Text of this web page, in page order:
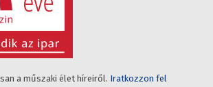
a műszaki élet híreiről. Iratkozzon fel